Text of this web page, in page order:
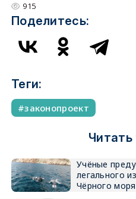
915
Поделитесь:
Теги:
законопроект
Учёные
легального
Чёрного моря